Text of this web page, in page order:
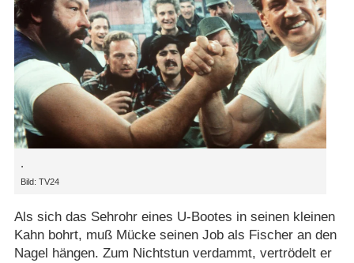
.
Bild: TV24
Als sich das Sehrohr eines U-Bootes in seinen kleinen
Kahn bohrt, muß Mücke seinen Job als Fischer an den
Nagel hängen. Zum Nichtstun verdammt, vertrödelt er